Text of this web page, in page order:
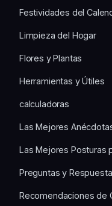
Festividades del
Limpieza del Hogar
Flores y Plantas
Herramientas y Útiles
calculadoras
Las Mejores
Las Mejores Posturas
Preguntas y
Recomendaciones de